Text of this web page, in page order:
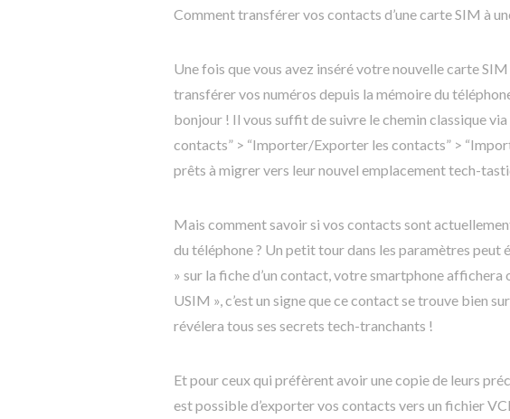
Comment transférer vos contacts d’une carte SIM à
Une fois que vous avez inséré votre nouvelle carte
transférer vos numéros depuis la mémoire du
bonjour ! Il vous suffit de suivre le chemin classique
contacts” > “Importer/Exporter les contacts” >
prêts à migrer vers leur nouvel emplacement tech-
Mais comment savoir si vos contacts sont
du téléphone ? Un petit tour dans les paramètres
» sur la fiche d’un contact, votre smartphone affichera
USIM », c’est un signe que ce contact se trouve bien
révélera tous ses secrets tech-tranchants !
Et pour ceux qui préfèrent avoir une copie de leurs
est possible d’exporter vos contacts vers un fichier